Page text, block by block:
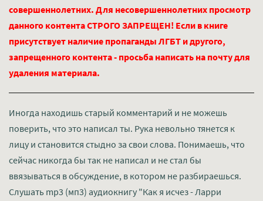
совершеннолетних. Для несовершеннолетних просмотр
данного контента СТРОГО ЗАПРЕЩЕН! Если в книге
присутствует наличие пропаганды ЛГБТ и другого,
запрещенного контента - просьба написать на почту для
удаления материала.
Иногда находишь старый комментарий и не можешь
поверить, что это написал ты. Рука невольно тянется к
лицу и становится стыдно за свои слова. Понимаешь, что
сейчас никогда бы так не написал и не стал бы
ввязываться в обсуждение, в котором не разбираешься.
Слушать mp3 (мп3) аудиокнигу "Как я исчез - Ларри